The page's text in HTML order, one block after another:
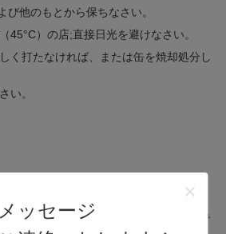
メッセージ
び他のもとから保ちなさい。
45°C）の店;直接日光を避けなさい。
く打たなければ、または缶を焼却処分し
い。
供する。
急使料金を受け取った後送られるべきで